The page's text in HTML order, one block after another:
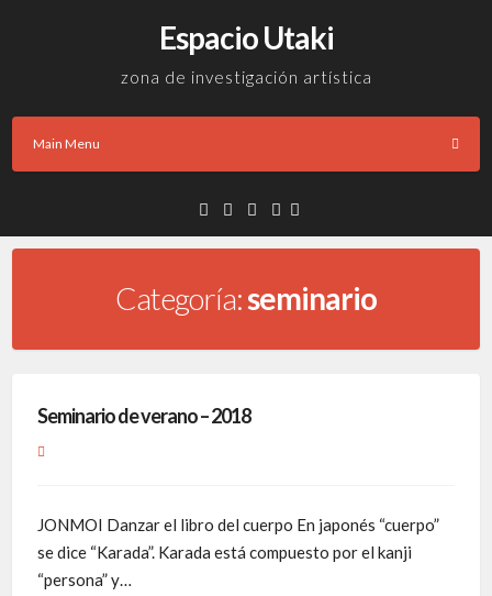
Espacio Utaki
zona de investigación artística
Main Menu
Facebook
TwitterInstagram
Email
Categoría:seminario
Seminario de verano – 2018
JONMOI Danzar el libro del cuerpo En japonés “cuerpo”
se dice “Karada”. Karada está compuesto por el kanji
“persona” y…